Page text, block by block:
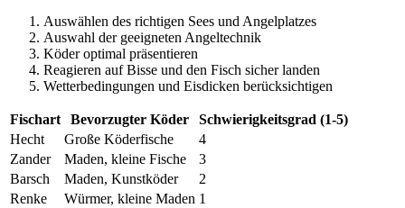
Auswählen des richtigen Sees und Angelplatzes
Auswahl der geeigneten Angeltechnik
Köder optimal präsentieren
Reagieren auf Bisse und den Fisch sicher landen
Wetterbedingungen und Eisdicken berücksichtigen
Fischart Bevorzugter Köder
Schwierigkeitsgrad (1-5)
Hecht
Große Köderfische
4
Zander
Maden, kleine Fische
3
Barsch
Maden, Kunstköder
2
Renke
Würmer, kleine Maden 1